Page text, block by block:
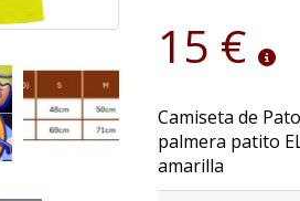
15 €
Camiseta de
palmera patito
amarilla